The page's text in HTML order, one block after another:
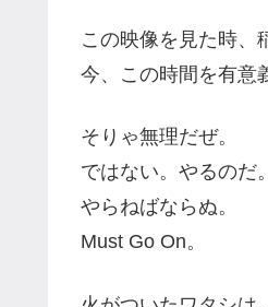
この映像を見た時、
今、この時間を有意
そりゃ無理だぜ。
ではない。やるのだ。
やらねばならぬ。
Must Go On。